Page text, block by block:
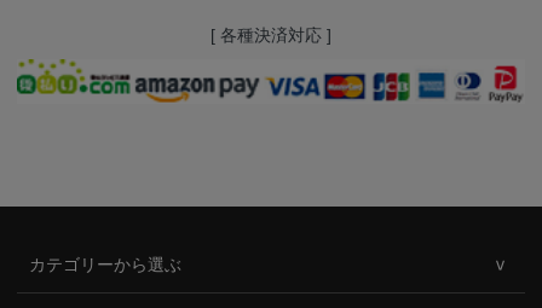
[ 各種決済対応 ]
カテゴリーから選ぶ